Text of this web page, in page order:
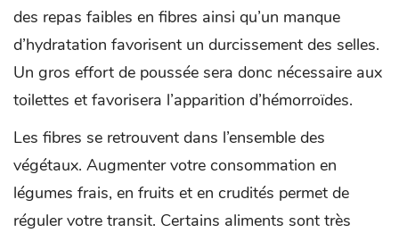
des repas faibles en fibres ainsi qu’un manque
d’hydratation favorisent un durcissement des selles.
Un gros effort de poussée sera donc nécessaire aux
toilettes et favorisera l’apparition d’hémorroïdes.
Les fibres se retrouvent dans l’ensemble des
végétaux. Augmenter votre consommation en
légumes frais, en fruits et en crudités permet de
réguler votre transit. Certains aliments sont très